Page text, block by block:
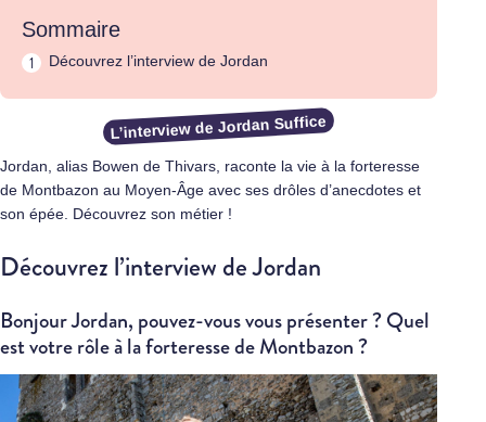
Sommaire
Découvrez l’interview de Jordan
L’interview de Jordan Suffice
Jordan, alias Bowen de Thivars, raconte la vie à la forteresse
de Montbazon au Moyen-Âge avec ses drôles d’anecdotes et
son épée. Découvrez son métier !
Découvrez l’interview de Jordan
Bonjour Jordan, pouvez-vous vous présenter ? Quel
est votre rôle à la forteresse de Montbazon ?